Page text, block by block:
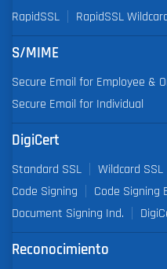
RapidSSL RapidSSL
S/MIME
Secure Email for Employee &
Secure Email for Individual
DigiCert
Standard SSL Wildcard SSL
Code Signing
Code Signing
Document Signing Ind.
Reconocimiento